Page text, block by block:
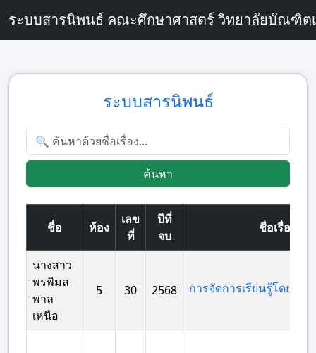
ระบบสารนิพนธ์ คณะศึกษาศาสตร์ วิทยาลัยบัณฑิต
ระบบสารนิพนธ์
ค้นหา
ชื่อ ห้อง
เลข
ที่
ปีที่
จบ
ชื่อเรื่อง
นางสาว
พรพิมล
พาล
เหนือ
5 30 2568